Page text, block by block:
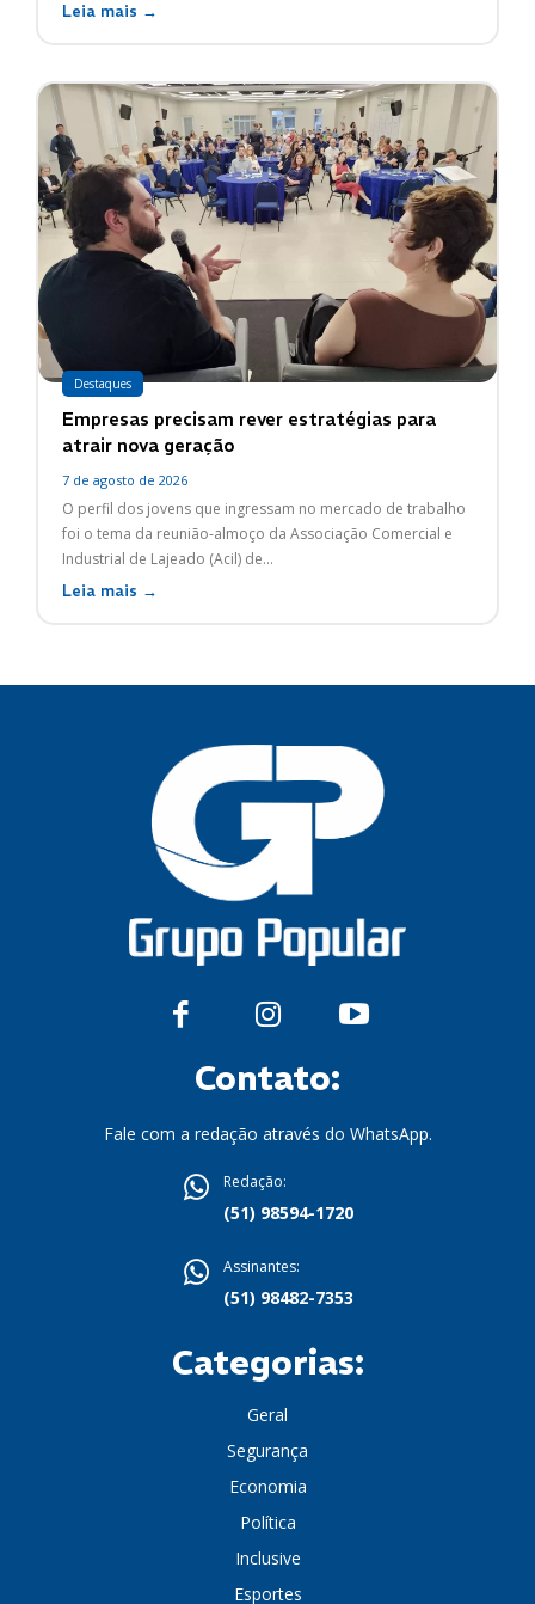
Leia mais →
Destaques
Empresas precisam rever estratégias para
atrair nova geração
7 de agosto de 2026
O perfil dos jovens que ingressam no mercado de trabalho
foi o tema da reunião-almoço da Associação Comercial e
Industrial de Lajeado (Acil) de...
Leia mais →
Contato:
Fale com a redação através do WhatsApp.
Redação:
(51) 98594-1720
Assinantes:
(51) 98482-7353
Categorias:
Geral
Segurança
Economia
Política
Inclusive
Esportes